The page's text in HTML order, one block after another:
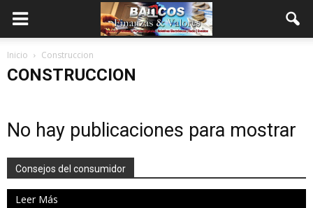
Inicio Construccion
CONSTRUCCION
No hay publicaciones para mostrar
Consejos del consumidor
Leer Más